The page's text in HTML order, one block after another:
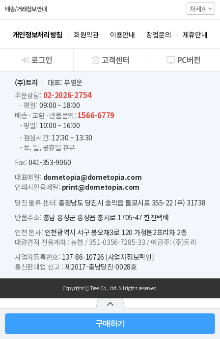
배송/거래정보 안내 자세히
개인정보처리방침 회원약관 이용안내 창업문의 제휴안내
회사소개
로그인 고객센터 PC버전
(주)트리
대표: 부영운
주문상담: 02-2026-2754
- 평일: 09:00 ~ 18:00
배송 · 교환 · 반품문의: 1566-6779
- 평일: 10:00 ~ 16:00
- 점심시간: 12:30 ~ 13:30
- 토, 일, 공휴일 휴무
Fax: 041-353-9060
대표메일: dometopia@dometopia.com
인쇄시안용메일: print@dometopia.com
당진 물류 센터: 충청남도 당진시 송악읍 틀모시로 355-22 (우) 31738
반품주소: 충남 홍성군 홍성읍 충서로 1705-47 한진택배
인천 본사: 인천광역시 서구 봉오재3로 120 가정봄2프라자 2층
대량견적 전용계좌 :농협 / 351-0356-7285-33 / 예금주: (주)트리
사업자등록번호: 137-86-10726 [사업자정보확인]
통신판매업 신고 : 제2017-충남당진-0028호
Copyright ⓒ Tree Co., Ltd. All rights reserved.